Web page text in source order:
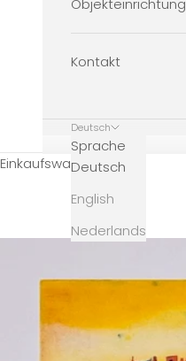
Objekteinrichtung
Kontakt
Deutsch
Sprache
Deutsch
English
Nederlands
Einkaufswagen